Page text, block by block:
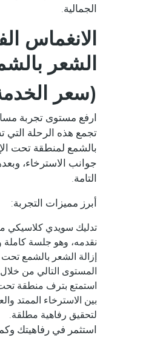
الجمالية.
الانغماس
الشعر
(سعر الخدمة – ١٠٠ دقيقة –
ارفع مستوى تجربة
بالشمع لمنطقة تحت
جوانب الاسترخاء،
التامة.
أبرز مميزات التجربة:
تدليك سويدي كلاسيكي
نقدمه، وهو جلسة
إزالة الشعر بالشمع تحت
المستوى التالي من
استمتع بترف منطقة تحت
بين الاسترخاء الممتد
لتحقيق رفاهية مطلقة.
استثمر في رفاهيتك